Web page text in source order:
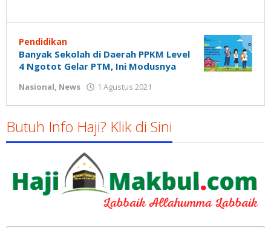
Pendidikan
Banyak Sekolah di Daerah PPKM Level
4 Ngotot Gelar PTM, Ini Modusnya
Nasional, News 1 Agustus 2021
Susanto
Butuh Info Haji? Klik di Sini